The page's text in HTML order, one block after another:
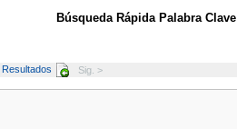
Búsqueda Rápida Palabra Clave
Sig. >